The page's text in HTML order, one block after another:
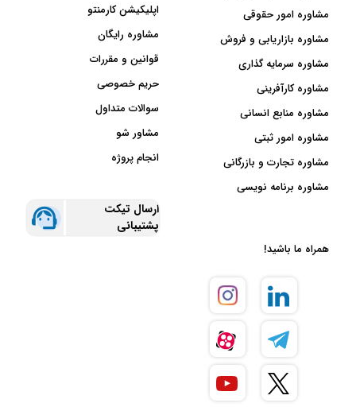
مشاوره امور حقوقی
مشاوره بازاریابی و فروش
مشاوره سرمایه گذاری
مشاوره کارآفرینی
مشاوره منابع انسانی
مشاوره امور ثبتی
مشاوره تجارت و بازرگانی
مشاوره برنامه نویسی
اپلیکیشن کارمنتو
مشاوره رایگان
قوانین و مقررات
حریم خصوصی
سوالات متداول
مشاور شو
انجام پروژه
ارسال تیکت
پشتیبانی
همراه ما باشید!